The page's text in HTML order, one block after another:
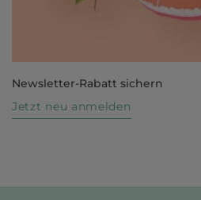
Newsletter-Rabatt sichern
Jetzt neu anmelden